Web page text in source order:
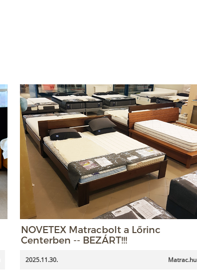
NOVETEX Matracbolt a Lőrinc
Centerben -- BEZÁRT!!!
2025.11.30. Matrac.hu